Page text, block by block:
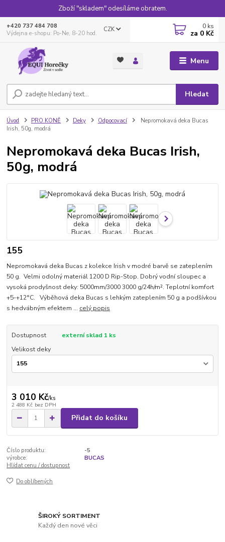
Zboží "skladem" odesíláme obratem.
Menu
CZK
Hledat
+420 737 484 708
Výdejna e-shopu: Po-Ne, 8-20 hod.
0 ks
za 0 Kč
Úvod PRO KONĚ Deky Odpocovací
Nepromokavá deka Bucas
Irish, 50g, modrá
Nepromokavá deka Bucas Irish,
50g, modrá
155
Nepromokavá deka Bucas z kolekce Irish v modré barvě se zateplením
50 g. Velmi odolný materiál 1200 D Rip-Stop. Dobrý vodní sloupec a
vysoká prodyšnost deky: 5000mm/3000 3000 g/24h/m². Teplotní komfort
+5-+12°C. Výběhová deka Bucas s lehkým zateplením 50 g a podšívkou
s hedvábným efektem ... celý popis
Dostupnost
externí sklad 1 ks
Velikost deky
3 010 Kč/ks
2 488 Kč bez DPH
Přidat do košíku
Číslo produktu:
-5
výrobce:
BUCAS
Hlídat cenu / dostupnost
Do oblíbených
ŠIROKÝ SORTIMENT
Každý den nové věci